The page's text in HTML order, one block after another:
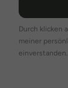
Hosen–
Durch klicken
meiner
einverstanden.